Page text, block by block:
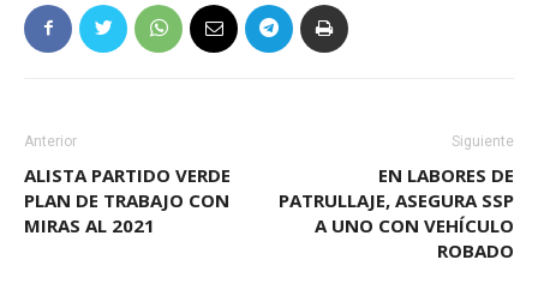
Anterior
ALISTA PARTIDO VERDE
PLAN DE TRABAJO CON
MIRAS AL 2021
Siguiente
EN LABORES DE
PATRULLAJE, ASEGURA SSP
A UNO CON VEHÍCULO
ROBADO